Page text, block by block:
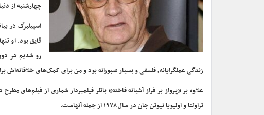
چهارشنبه از
اسپیلبرگ در
قایق بود. او
رو شدیم هر
زندگی عملگرایانه، فلسفی و بسیار صبورانه بود و من برای کمک‌های خلاقانه‌اش
تراولتا و اولیویا نیوتن جان در سال ۱۹۷۸ از جمله آنهاست.